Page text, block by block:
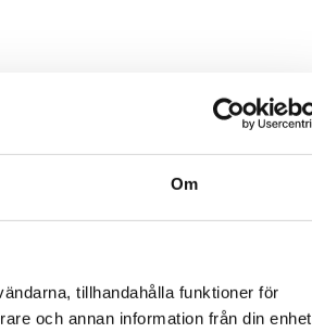
Om
tillhandahålla funktioner för
och annan information från din enhet